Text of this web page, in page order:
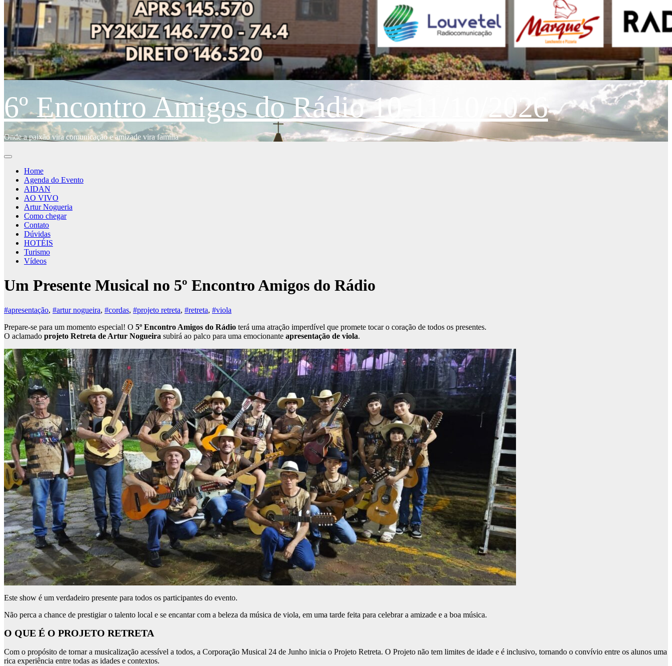
6º Encontro Amigos do Rádio 10-11/10/2026
Onde a paixão vira comunicação e amizade vira família
Home
Agenda do Evento
AIDAN
AO VIVO
Artur Nogueria
Como chegar
Contato
Dúvidas
HOTÉIS
Turismo
Vídeos
Um Presente Musical no 5º Encontro Amigos do Rádio
#apresentação, #artur nogueira, #cordas, #projeto retreta, #retreta, #viola
Prepare-se para um momento especial! O 5º Encontro Amigos do Rádio terá uma atração imperdível que promete tocar o coração de todos os presentes.
O aclamado projeto Retreta de Artur Nogueira subirá ao palco para uma emocionante apresentação de viola.
Este show é um verdadeiro presente para todos os participantes do evento.
Não perca a chance de prestigiar o talento local e se encantar com a beleza da música de viola, em uma tarde feita para celebrar a amizade e a boa música.
O QUE É O PROJETO RETRETA
Com o propósito de tornar a musicalização acessível a todos, a Corporação Musical 24 de Junho inicia o Projeto Retreta. O Projeto não tem limites de idade e é inclusivo, tornando o convívio entre os alunos uma
rica experiência entre todas as idades e contextos.